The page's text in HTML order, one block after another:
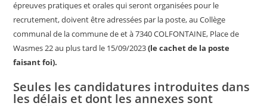
épreuves pratiques et orales qui seront organisées pour le
recrutement, doivent être adressées par la poste, au Collège
communal de la commune de et à 7340 COLFONTAINE, Place de
Wasmes 22 au plus tard le 15/09/2023(le cachet de la poste
faisant foi).
Seules les candidatures introduites dans
les délais et dont les annexes sont